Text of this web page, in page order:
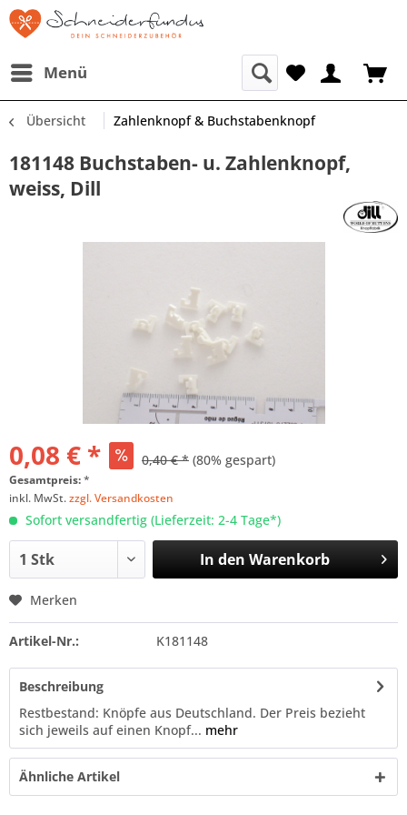
Menü
Übersicht Zahlenknopf & Buchstabenknopf
181148 Buchstaben- u. Zahlenknopf,
weiss, Dill
0,08 € * 0,40 € * (80% gespart)
Gesamtpreis:*
inkl. MwSt.zzgl. Versandkosten
Sofort versandfertig (Lieferzeit: 2-4 Tage*)
In den Warenkorb
Merken
Artikel-Nr.: K181148
Beschreibung
Restbestand: Knöpfe aus Deutschland. Der Preis bezieht
sich jeweils auf einen Knopf... mehr
Ähnliche Artikel